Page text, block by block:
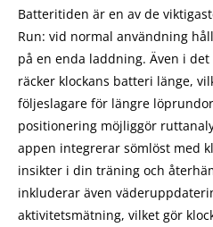
Batteritiden är en av de
Run: vid normal användning
på en enda laddning. Även i
räcker klockans batteri länge,
följeslagare för längre
positionering möjliggör
appen integrerar sömlöst med
insikter i din träning och
inkluderar även
aktivitetsmätning, vilket gör